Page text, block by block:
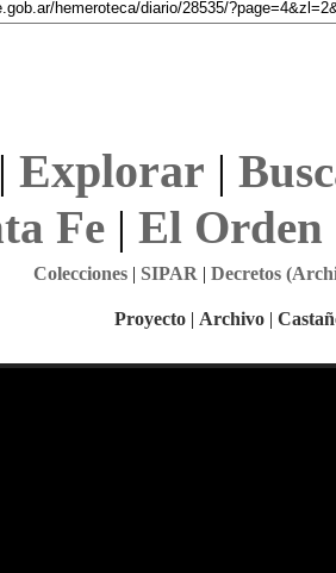
| Explorar |
Fe| El Orden
Colecciones| SIPAR | Decretos
Proyecto | Archivo |